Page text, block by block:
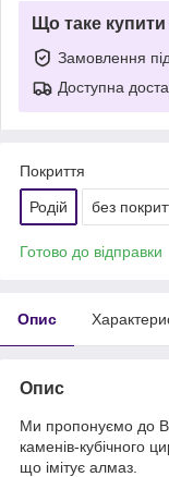
Що таке
Замовлення
Доступна
Покриття
Родій без
Готово до відправки
Опис
Опис
Ми пропонуємо до
каменів-кубічного
що імітує алмаз.